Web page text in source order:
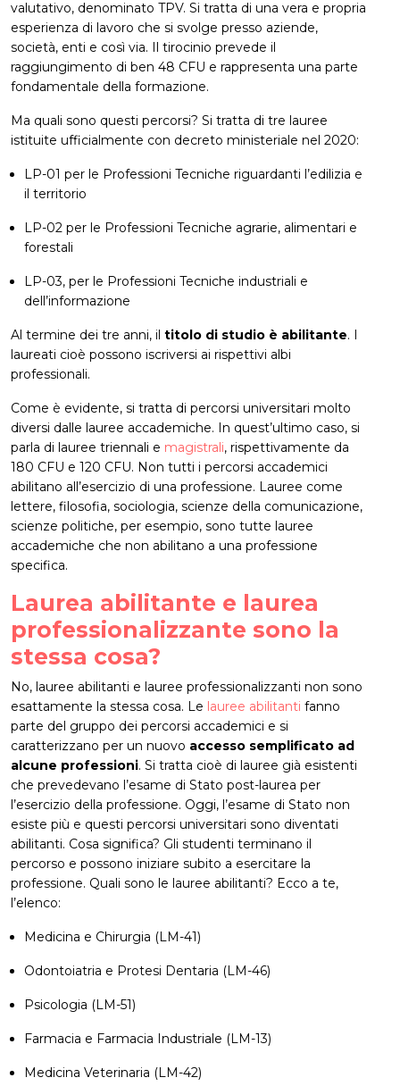
valutativo, denominato TPV. Si tratta di una vera e propria
esperienza di lavoro che si svolge presso aziende,
società, enti e così via. Il tirocinio prevede il
raggiungimento di ben 48 CFU e rappresenta una parte
fondamentale della formazione.
Ma quali sono questi percorsi? Si tratta di tre lauree
istituite ufficialmente con decreto ministeriale nel 2020:
LP-01 per le Professioni Tecniche riguardanti l’edilizia e
il territorio
LP-02 per le Professioni Tecniche agrarie, alimentari e
forestali
LP-03, per le Professioni Tecniche industriali e
dell’informazione
Al termine dei tre anni, il titolo di studio è abilitante. I
laureati cioè possono iscriversi ai rispettivi albi
professionali.
Come è evidente, si tratta di percorsi universitari molto
diversi dalle lauree accademiche. In quest’ultimo caso, si
parla di lauree triennali e magistrali, rispettivamente da
180 CFU e 120 CFU. Non tutti i percorsi accademici
abilitano all’esercizio di una professione. Lauree come
lettere, filosofia, sociologia, scienze della comunicazione,
scienze politiche, per esempio, sono tutte lauree
accademiche che non abilitano a una professione
specifica.
Laurea abilitante e laurea
professionalizzante sono la
stessa cosa?
No, lauree abilitanti e lauree professionalizzanti non sono
esattamente la stessa cosa. Le lauree abilitanti fanno
parte del gruppo dei percorsi accademici e si
caratterizzano per un nuovo accesso semplificato ad
alcune professioni. Si tratta cioè di lauree già esistenti
che prevedevano l’esame di Stato post-laurea per
l’esercizio della professione. Oggi, l’esame di Stato non
esiste più e questi percorsi universitari sono diventati
abilitanti. Cosa significa? Gli studenti terminano il
percorso e possono iniziare subito a esercitare la
professione. Quali sono le lauree abilitanti? Ecco a te,
l’elenco:
Medicina e Chirurgia (LM-41)
Odontoiatria e Protesi Dentaria (LM-46)
Psicologia (LM-51)
Farmacia e Farmacia Industriale (LM-13)
Medicina Veterinaria (LM-42)